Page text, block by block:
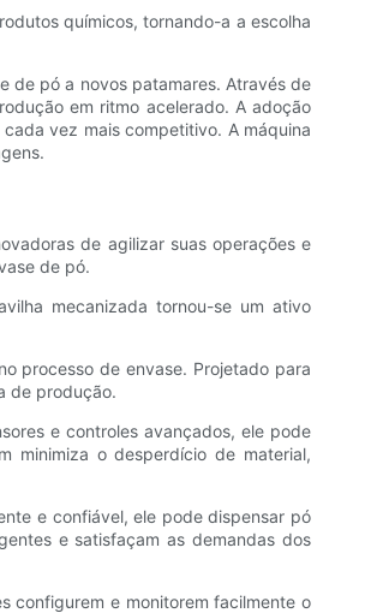
químicos, tornando-a a escolha
de pó a novos patamares. Através de
em ritmo acelerado. A adoção
vez mais competitivo. A máquina
de agilizar suas operações e
de pó.
mecanizada tornou-se um ativo
processo de envase. Projetado para
de produção.
e controles avançados, ele pode
minimiza o desperdício de material,
e confiável, ele pode dispensar pó
e satisfaçam as demandas dos
configurem e monitorem facilmente o